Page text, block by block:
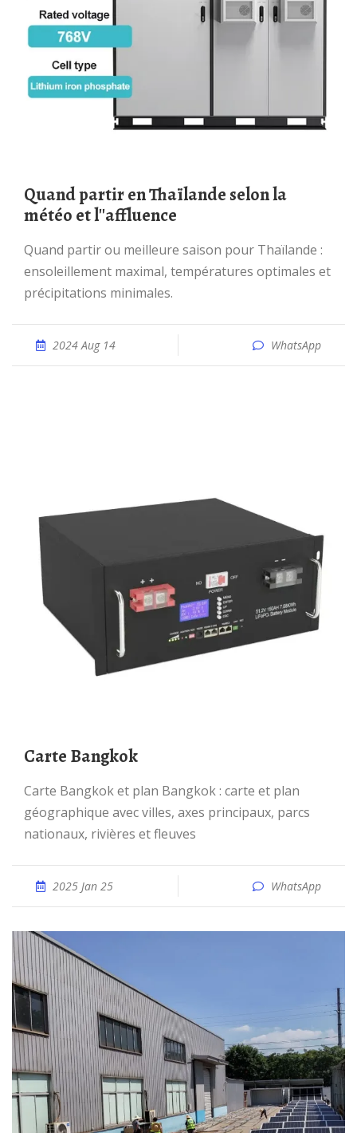
Quand partir en Thaïlande selon la
météo et l''affluence
Quand partir ou meilleure saison pour Thaïlande :
ensoleillement maximal, températures optimales et
précipitations minimales.
2024 Aug 14 WhatsApp
Carte Bangkok
Carte Bangkok et plan Bangkok : carte et plan
géographique avec villes, axes principaux, parcs
nationaux, rivières et fleuves
2025 Jan 25 WhatsApp